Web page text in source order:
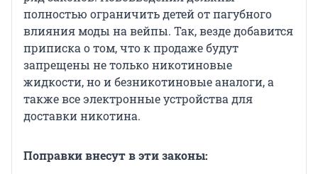
полностью ограничить детей от пагубного
влияния моды на вейпы. Так, везде добавится
приписка о том, что к продаже будут
запрещены не только никотиновые
жидкости, но и безникотиновые аналоги, а
также все электронные устройства для
доставки никотина.
Поправки внесут в эти законы: